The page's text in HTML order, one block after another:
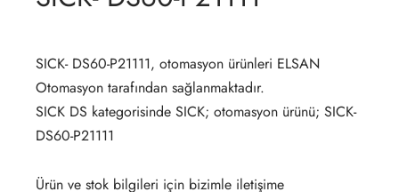
SICK- DS60-P21111, otomasyon ürünleri ELSAN
Otomasyon tarafından sağlanmaktadır.
SICK DS kategorisinde SICK; otomasyon ürünü; SICK-
DS60-P21111
Ürün ve stok bilgileri için bizimle iletişime